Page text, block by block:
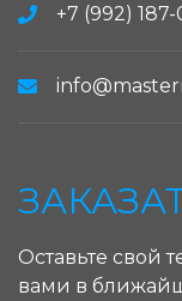
+7 (992)
Оставьте свой
вами в